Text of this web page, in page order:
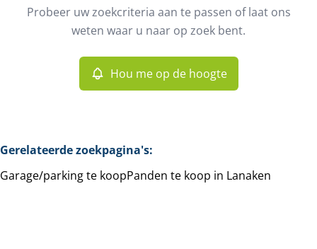
Type
Max. budget
Hou me op de hoogte
Probeer uw zoekcriteria aan te passen of laat ons
weten waar u naar op zoek bent.
Hou me op de hoogte
Gerelateerde zoekpagina's:
Garage/parking te koopPanden te koop in Lanaken